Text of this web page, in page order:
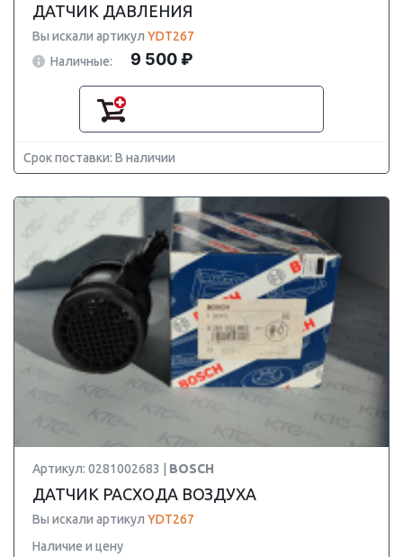
ДАТЧИК ДАВЛЕНИЯ
Вы искали артикул YDT267
Наличные:
9 500 ₽
Срок поставки: В наличии
Артикул: 0281002683 | BOSCH
ДАТЧИК РАСХОДА ВОЗДУХА
Вы искали артикул YDT267
Наличие и цену